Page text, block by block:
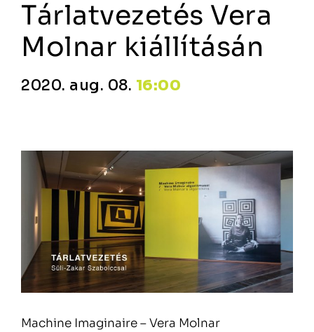
Tárlatvezetés Vera
Molnar kiállításán
2020. aug. 08. 16:00
Machine Imaginaire – Vera Molnar